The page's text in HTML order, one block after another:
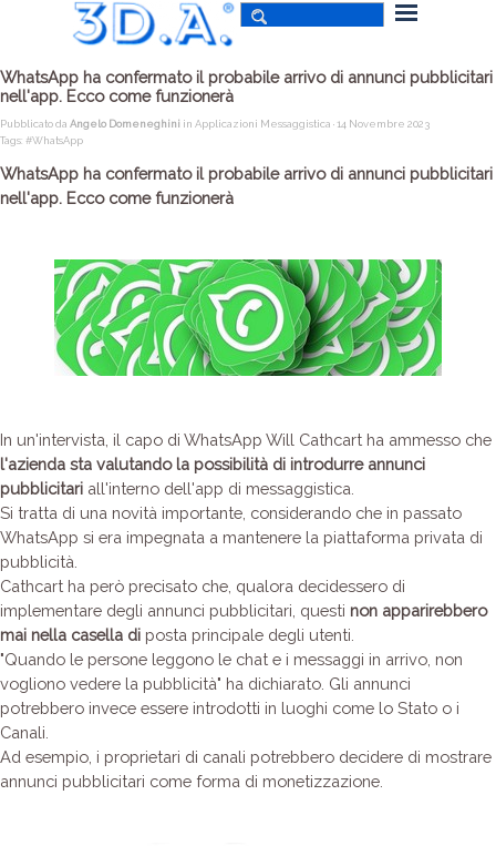
WhatsApp ha confermato il probabile arrivo di annunci pubblicitari
nell'app. Ecco come funzionerà
Pubblicato da Angelo Domeneghini in Applicazioni Messaggistica · 14 Novembre 2023
Tags: #WhatsApp
WhatsApp ha confermato il probabile arrivo di annunci pubblicitari
nell'app. Ecco come funzionerà
In un'intervista, il capo di WhatsApp Will Cathcart ha ammesso che
l'azienda sta valutando la possibilità di introdurre annunci
pubblicitari all'interno dell'app di messaggistica.
Si tratta di una novità importante, considerando che in passato
WhatsApp si era impegnata a mantenere la piattaforma privata di
pubblicità.
Cathcart ha però precisato che, qualora decidessero di
implementare degli annunci pubblicitari, questi non apparirebbero
mai nella casella di posta principale degli utenti.
"Quando le persone leggono le chat e i messaggi in arrivo, non
vogliono vedere la pubblicità" ha dichiarato. Gli annunci
potrebbero invece essere introdotti in luoghi come lo Stato o i
Canali.
Ad esempio, i proprietari di canali potrebbero decidere di mostrare
annunci pubblicitari come forma di monetizzazione.